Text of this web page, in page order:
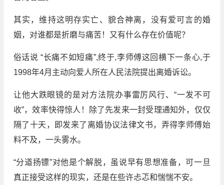
其实，维持这明存实亡、貌合神离，没有爱可言的婚
姻，对谁都是折磨与痛苦！又有什么存在价值呢？
俗话说 “长痛不如短痛”,终于,李师傅这回横下一条心,于
1998年4月主动向爱人所在人民法院提出离婚诉讼。
让他大跌眼镜的是对方法院办事雷厉风行、“一发不可
收”，效率快得惊人！除了先发来一封受理通知外，仅仅
隔了十天，即发来了离婚协议法律文书，弄得李师傅始
料不及，一头雾水。
“分道扬镖”对他是个解脱，虽说早有思想准备，可一旦
真正接受这样的现实，还是在些许忐忑和惴惴不安。